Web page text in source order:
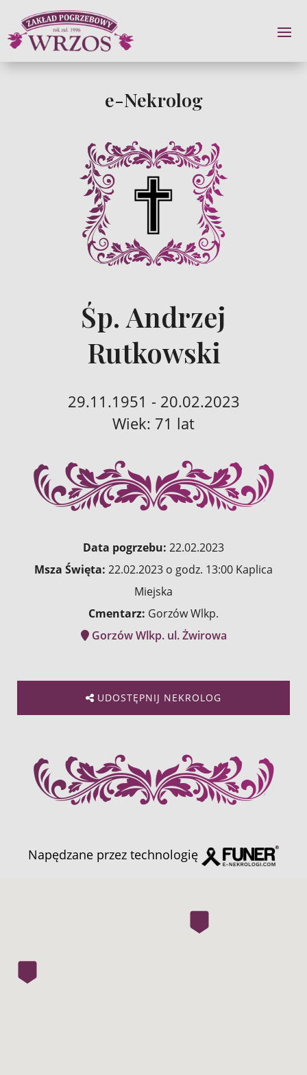
e-Nekrolog
Śp. Andrzej
Rutkowski
29.11.1951 - 20.02.2023
Wiek: 71 lat
Data pogrzebu: 22.02.2023
Msza Święta: 22.02.2023 o godz. 13:00 Kaplica
Miejska
Cmentarz: Gorzów Wlkp.
Gorzów Wlkp. ul. Żwirowa
UDOSTĘPNIJ NEKROLOG
Napędzane przez technologię